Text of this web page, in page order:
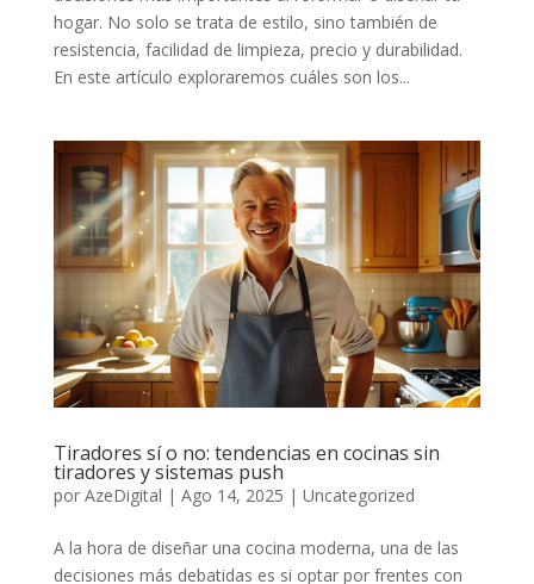
hogar. No solo se trata de estilo, sino también de
resistencia, facilidad de limpieza, precio y durabilidad.
En este artículo exploraremos cuáles son los...
Tiradores sí o no: tendencias en cocinas sin
tiradores y sistemas push
por AzeDigital | Ago 14, 2025 | Uncategorized
A la hora de diseñar una cocina moderna, una de las
decisiones más debatidas es si optar por frentes con